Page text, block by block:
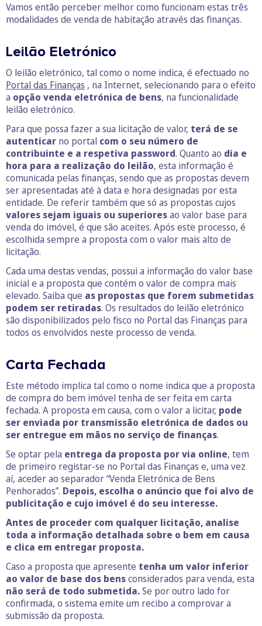
Vamos então perceber melhor como funcionam estas três
modalidades de venda de habitação através das finanças.
Leilão Eletrónico
O leilão eletrónico, tal como o nome indica, é efectuado no
Portal das Finanças , na Internet, selecionando para o efeito
a opção venda eletrónica de bens, na funcionalidade
leilão eletrónico.
Para que possa fazer a sua licitação de valor, terá de se
autenticar no portal com o seu número de
contribuinte e a respetiva password. Quanto ao dia e
hora para a realização do leilão, esta informação é
comunicada pelas finanças, sendo que as propostas devem
ser apresentadas até à data e hora designadas por esta
entidade. De referir também que só as propostas cujos
valores sejam iguais ou superioresao valor base para
venda do imóvel, é que são aceites. Após este processo, é
escolhida sempre a proposta com o valor mais alto de
licitação.
Cada uma destas vendas, possui a informação do valor base
inicial e a proposta que contém o valor de compra mais
elevado. Saiba que as propostas que forem submetidas
podem ser retiradas. Os resultados do leilão eletrónico
são disponibilizados pelo fisco no Portal das Finanças para
todos os envolvidos neste processo de venda.
Carta Fechada
Este método implica tal como o nome indica que a proposta
de compra do bem imóvel tenha de ser feita em carta
fechada. A proposta em causa, com o valor a licitar, pode
ser enviada por transmissão eletrónica de dados ou
ser entregue em mãos no serviço de finanças.
Se optar pela entrega da proposta por via online, tem
de primeiro registar-se no Portal das Finanças e, uma vez
aí, aceder ao separador “Venda Eletrónica de Bens
Penhorados”. Depois, escolha o anúncio que foi alvo de
publicitação e cujo imóvel é do seu interesse.
Antes de proceder com qualquer licitação, analise
toda a informação detalhada sobre o bem em causa
e clica em entregar proposta.
Caso a proposta que apresente tenha um valor inferior
ao valor de base dos bensconsiderados para venda, esta
não será de todo submetida.Se por outro lado for
confirmada, o sistema emite um recibo a comprovar a
submissão da proposta.